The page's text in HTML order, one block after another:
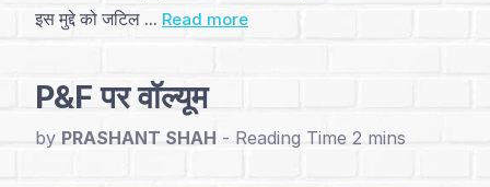
परिचय
और
इस मुद्दे को जटिल ... Read more
P&F पर वॉल्यूम
by PRASHANT SHAH -